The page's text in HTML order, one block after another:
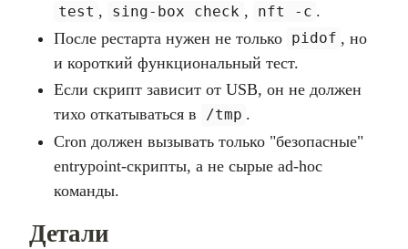
test , sing-box check , nft -c .
После рестарта нужен не только pidof , но
и короткий функциональный тест.
Если скрипт зависит от USB, он не должен
тихо откатываться в
/tmp .
Cron должен вызывать только "безопасные"
entrypoint-скрипты, а не сырые ad-hoc
команды.
Детали